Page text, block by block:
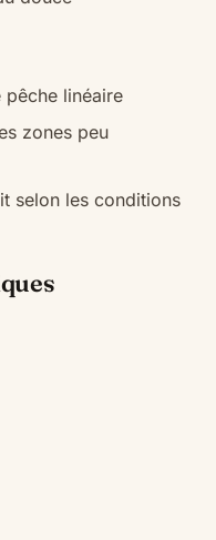
pêche linéaire
zones peu
selon les conditions